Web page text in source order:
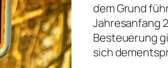
dem Grund
Jahresanfang
Besteuerung
sich